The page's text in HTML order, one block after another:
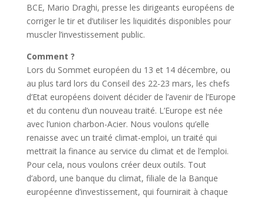
BCE, Mario Draghi, presse les dirigeants européens de
corriger le tir et d’utiliser les liquidités disponibles pour
muscler l’investissement public.
Comment ?
Lors du Sommet européen du 13 et 14 décembre, ou
au plus tard lors du Conseil des 22-23 mars, les chefs
d’Etat européens doivent décider de l’avenir de l’Europe
et du contenu d’un nouveau traité. L’Europe est née
avec l’union charbon-Acier. Nous voulons qu’elle
renaisse avec un traité climat-emploi, un traité qui
mettrait la finance au service du climat et de l’emploi.
Pour cela, nous voulons créer deux outils. Tout
d’abord, une banque du climat, filiale de la Banque
européenne d’investissement, qui fournirait à chaque